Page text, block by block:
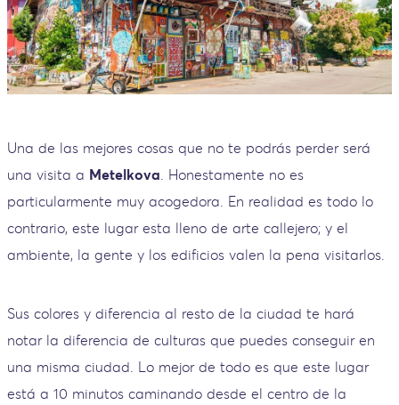
Una de las mejores cosas que no te podrás perder será
una visita a Metelkova. Honestamente no es
particularmente muy acogedora. En realidad es todo lo
contrario, este lugar esta lleno de arte callejero; y el
ambiente, la gente y los edificios valen la pena visitarlos.
Sus colores y diferencia al resto de la ciudad te hará
notar la diferencia de culturas que puedes conseguir en
una misma ciudad. Lo mejor de todo es que este lugar
está a 10 minutos caminando desde el centro de la